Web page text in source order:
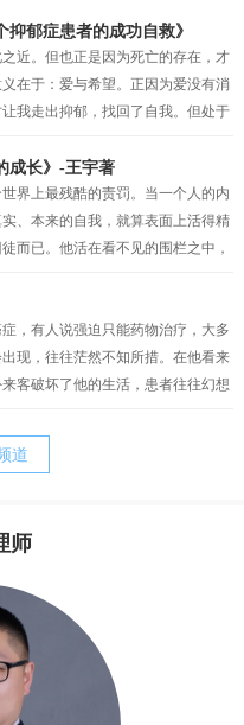
抑郁症患者的成功自救》
近。但也正是因为死亡的存在，才
在于：爱与希望。正因为爱没有消
我走出抑郁，找回了自我。但处于
我安慰罢了。我似乎只剩下在绝望
这种在绝望中的坚持，才真的让我
当曙光最终突破了黑夜的壁垒，我
动力，因为“希望”而产生的坚持。
成长》-王宇著
界上最残酷的责罚。当一个人的内
、本来的自我，就算表面上活得精
而已。他活在看不见的围栏之中，
生的主宰，其实他只不过是一个傀
神经症一样都有一定人格的基础，
看老”。社交恐惧的形成与早期环境
是父母自身人格特质及对孩子的教
、刻板、追求完美等等人格的特
孩子、苛求孩子的理由。而当孩子
盾，陷入“自我战争”的深渊，并与
，有人说强迫只能药物治疗，大多
现，往往茫然不知所措。在他看来
客破坏了他的生活，患者往往幻想
他病态的执念才是他痛苦的根源。
往往最为真实与自然，但后来由于
得更“完整”，结果我们拼命来弥
的努力，不但没有让我们得到救
人生的自然——人生本是一种自然的
于有执念的人来说重要的只有结
此他往往会逼迫证明自己，完美自
道
师